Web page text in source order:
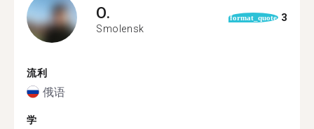
O.
Smolensk
format_quote 3
流利
俄语
学